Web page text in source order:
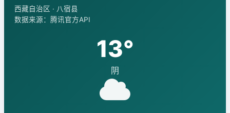
西藏自治区 · 八宿县
数据来源：腾讯官方API
13°
阴